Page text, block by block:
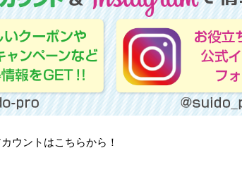
ウントはこちらから！